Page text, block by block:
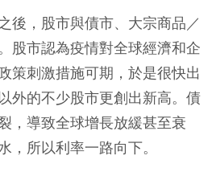
後，股市與債市、大宗商品／
股市認為疫情對全球經濟和企
策刺激措施可期，於是很快出
外的不少股市更創出新高。債
，導致全球增長放緩甚至衰
，所以利率一路向下。